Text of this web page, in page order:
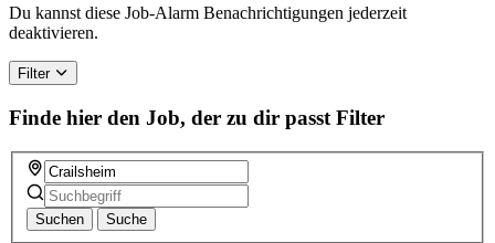
a
human,
this
field
Du kannst diese Job-Alarm Benachrichtigungen jederzeit
deaktivieren.
Filter
Finde hier den Job, der zu dir passt Filter
Suchen Suche